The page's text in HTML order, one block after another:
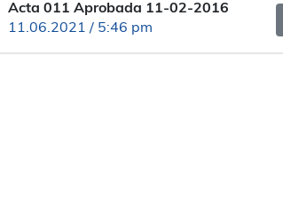
Acta 011 Aprobada 11-02-2016
11.06.2021 / 5:46 pm